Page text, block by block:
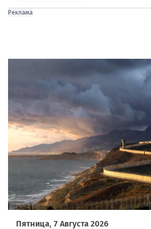
Реклама
Пятница, 7 Августа 2026